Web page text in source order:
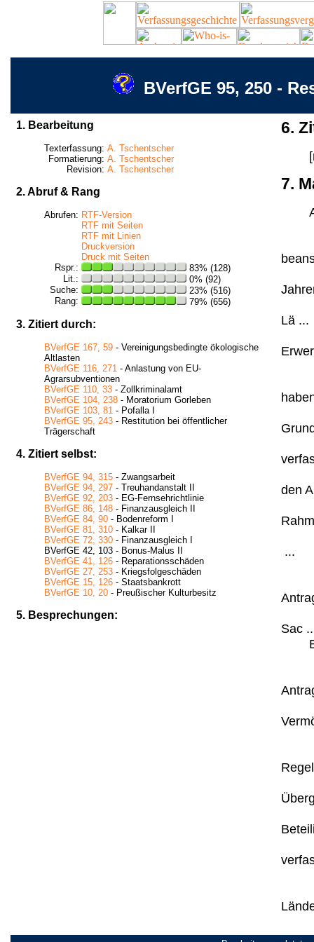
BVerfGE 95, 250 -
1. Bearbeitung
Texterfassung: A. Tschentscher
Formatierung: A. Tschentscher
Revision: A. Tschentscher
2. Abruf & Rang
Abrufen: RTF-Version
RTF mit Seiten
RTF mit Linien
Druckversion
Druck mit Seiten
Rspr.:
83% (128)
Lit.:
0% (92)
Suche:
23% (516)
Rang:
79% (656)
3. Zitiert durch:
BVerfGE 167, 59 - Vereinigungsbedingte ökologische
Altlasten
BVerfGE 116, 271 - Anlastung von EU-
Agrarsubventionen
BVerfGE 110, 33 - Zollkriminalamt
BVerfGE 104, 238 - Moratorium Gorleben
BVerfGE 103, 81 - Pofalla I
BVerfGE 95, 243 - Restitution bei öffentlicher
Trägerschaft
4. Zitiert selbst:
BVerfGE 94, 315 - Zwangsarbeit
BVerfGE 94, 297 - Treuhandanstalt II
BVerfGE 92, 203 - EG-Fernsehrichtlinie
BVerfGE 86, 148 - Finanzausgleich II
BVerfGE 84, 90 - Bodenreform I
BVerfGE 81, 310 - Kalkar II
BVerfGE 72, 330 - Finanzausgleich I
BVerfGE 42, 103 - Bonus-Malus II
BVerfGE 41, 126 - Reparationsschäden
BVerfGE 27, 253 - Kriegsfolgeschäden
BVerfGE 15, 126 - Staatsbankrott
BVerfGE 10, 20 - Preußischer Kulturbesitz
5. Besprechungen:
6.
7.
Lä ...
den
...
Sac